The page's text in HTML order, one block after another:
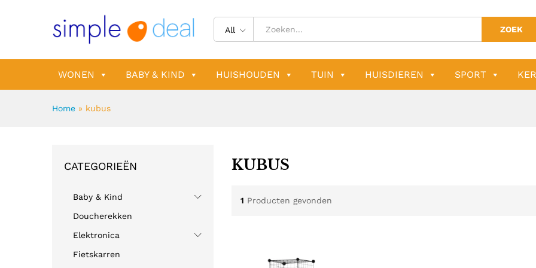
All ZOEK
WONEN BABY & KIND HUISHOUDEN TUIN HUISDIEREN SPORT
Home » kubus
KUBUS
1 Producten gevonden
CATEGORIEËN
Baby & Kind
Doucherekken
Elektronica
Fietskarren